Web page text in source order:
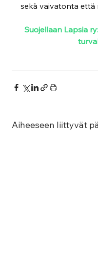
sekä vaivatonta että
Suojellaan Lapsia
Aiheeseen liittyvät